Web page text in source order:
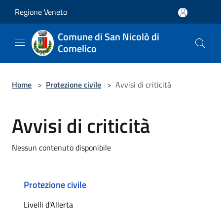
Regione Veneto
Comune di San Nicolò di
Comelico
Home > Protezione civile > Avvisi di criticità
Avvisi di criticità
Nessun contenuto disponibile
Protezione civile
Livelli d'Allerta